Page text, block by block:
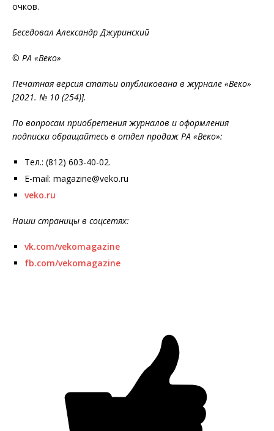
очков.
Беседовал Александр Джуринский
© РА «Веко»
Печатная версия статьи опубликована в журнале «Веко»
[2021. № 10 (254)].
По вопросам приобретения журналов и оформления
подписки обращайтесь в отдел продаж РА «Веко»:
Тел.: (812) 603-40-02.
E-mail: magazine@veko.ru
veko.ru
Наши страницы в соцсетях:
vk.com/vekomagazine
fb.com/vekomagazine